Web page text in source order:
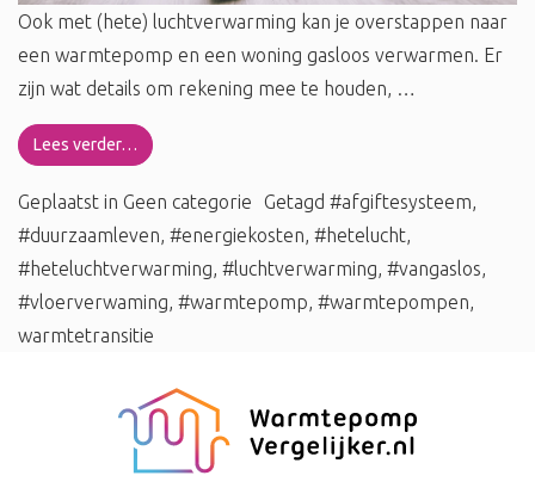
Ook met (hete) luchtverwarming kan je overstappen naar
een warmtepomp en een woning gasloos verwarmen. Er
zijn wat details om rekening mee te houden, …
Lees verder…
Geplaatst in Geen categorie Getagd #afgiftesysteem,
#duurzaamleven, #energiekosten, #hetelucht,
#heteluchtverwarming, #luchtverwarming, #vangaslos,
#vloerverwaming, #warmtepomp, #warmtepompen,
warmtetransitie